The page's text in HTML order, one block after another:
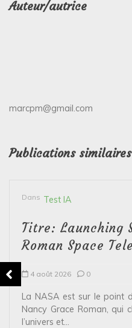
Auteur/autrice
marcpm@gmail.com
Publications similaires
Dans Test IA
Titre: Launching
Roman Space
4 août 2026 0
La NASA est sur le point
Nancy Grace Roman, qui
l’univers et...